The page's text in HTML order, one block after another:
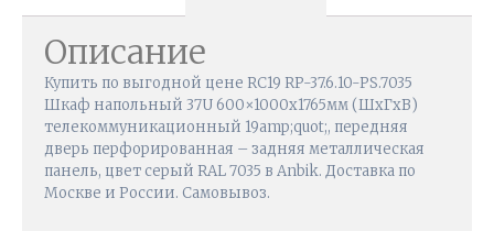
Описание
Купить по выгодной цене RC19 RP-37.6.10-PS.7035
Шкаф напольный 37U 600×1000х1765мм (ШхГхВ)
телекоммуникационный 19amp;quot;, передняя
дверь перфорированная – задняя металлическая
панель, цвет серый RAL 7035 в Anbik. Доставка по
Москве и России. Самовывоз.